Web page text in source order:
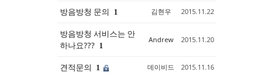
방음방청 문의 1 김현우 2015.11.22
방음방청 서비스는 안
하나요??? 1
Andrew 2015.11.20
견적문의 1 데이비드 2015.11.16